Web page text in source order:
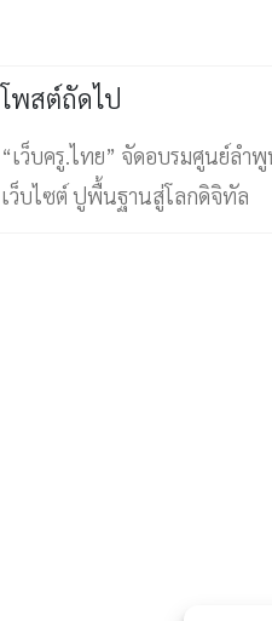
โพสต์ถัดไป
“เว็บครู.ไทย” จัดอบรมศูนย์ลำ
เว็บไซต์ ปูพื้นฐานสู่โลกดิจิทัล